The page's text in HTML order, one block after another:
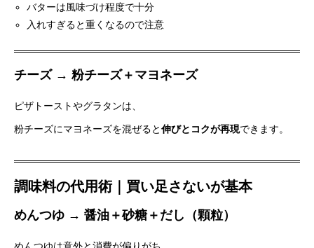
バターは風味づけ程度で十分
入れすぎると重くなるので注意
チーズ → 粉チーズ＋マヨネーズ
ピザトーストやグラタンは、
粉チーズにマヨネーズを混ぜると伸びとコクが再現できます。
調味料の代用術｜買い足さないが基本
めんつゆ → 醤油＋砂糖＋だし（顆粒）